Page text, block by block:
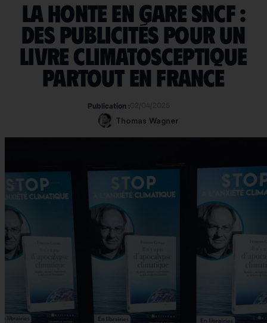
La honte en gare SNCF :
des publicités pour un
livre climatosceptique
partout en France
Publication :
Thomas Wagner